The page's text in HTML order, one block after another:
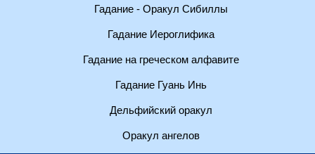
Гадание - Оракул Сибиллы
Гадание Иероглифика
Гадание на греческом алфавите
Гадание Гуань Инь
Дельфийский оракул
Оракул ангелов